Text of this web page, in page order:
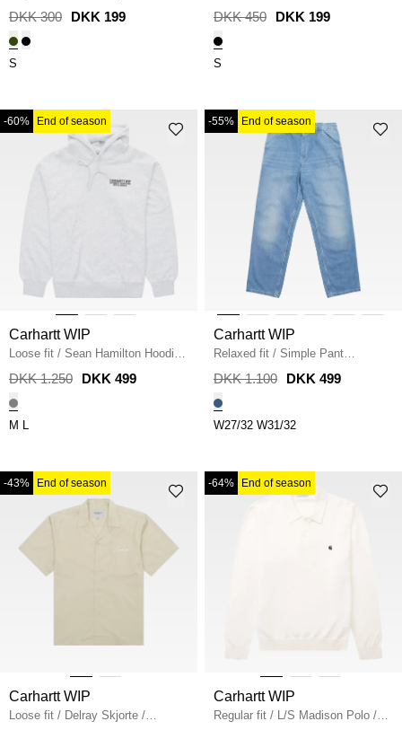
Embroidery T-Shirt I030435
DKK 300 DKK 199
S
BLACK
DKK 450 DKK 199
S
-60% End of season
Carhartt WIP
Loose fit / Sean Hamilton Hoodie /
ASH HEATHER
DKK 1.250 DKK 499
M L
-55% End of season
Carhartt WIP
Relaxed fit / Simple Pant
I022947.01ZO
/ BLUE LIGHT
DKK 1.100 DKK 499
W27/32 W31/32
-43% End of season
Carhartt WIP
Loose fit / Delray Skjorte /
-64% End of season
Carhartt WIP
Regular fit / L/S Madison Polo /